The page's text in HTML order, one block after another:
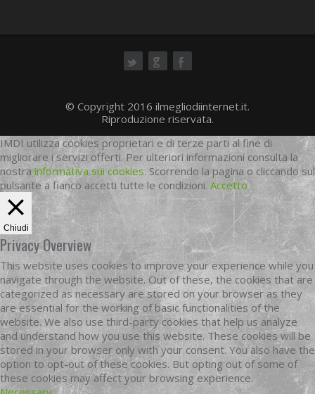
© Copyright 2016 ilmegliodiinternet.it.
Riproduzione riservata.
IMDI utilizza cookies proprietari e di terze parti al fine di
migliorare i servizi offerti. Per ulteriori informazioni consulta la
nostrainformativa sui cookies. Scorrendo la pagina o cliccando sul
pulsante a fianco accetti tutte le condizioni. Accetto
Chiudi
Privacy Overview
This website uses cookies to improve your experience while you
navigate through the website. Out of these, the cookies that are
categorized as necessary are stored on your browser as they
are essential for the working of basic functionalities of the
website. We also use third-party cookies that help us analyze
and understand how you use this website. These cookies will be
stored in your browser only with your consent. You also have the
option to opt-out of these cookies. But opting out of some of
these cookies may affect your browsing experience.